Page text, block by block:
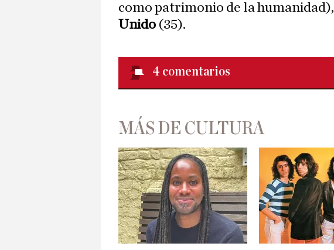
como patrimonio de la humanidad),
Unido (35).
4 comentarios
MÁS DE CULTURA